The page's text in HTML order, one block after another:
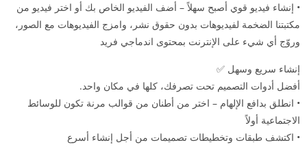
• إنشاء فيديو قوي أصبح سهلاً – أضف الفيديو الخاص بك أو اختر فيديو من
مكتبتنا الضخمة لفيديوهات بدون حقوق نشر، وامزج الفيديوهات مع الصور،
وروّج أي شيء على الإنترنت بمحتوى اندماجي فريد
إنشاء سريع وسهل ✅
أفضل أدوات التصميم تحت تصرفك، كلها في مكان واحد.
• انطلق بدافع الإلهام – اختر من أطنان من قوالب مرنة تكون للوسائط
الاجتماعية أولاً
• اكتشف طبقات وتخطيطات تصميمات من أجل إنشاء أسرع